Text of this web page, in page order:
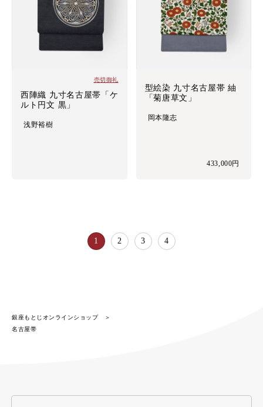
売切御礼
西陣織 九寸名古屋帯「ケ
ルト円文 黒」
浅野裕樹
型絵染 九寸名古屋帯 紬
「菊唐草文」
岡本隆志
433,000円
1 2 3 4
銀座もとじオンラインショップ
名古屋帯